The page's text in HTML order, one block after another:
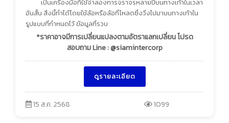
เป็นเครื่องมือที่ใช้จำลองการจราจรหลายปีบนทางเท้าในเวลา
อันสั้น สิ่งนี้ทำได้โดยใช้ล้อหรือล้อที่โหลดซึ่งวิ่งไปมาบนทางเท้าใน
รูปแบบที่กำหนดไว้ ข้อมูลที่รวบ
*ราคาอาจมีการเปลี่ยนแปลงตามอัตราแลกเปลี่ยน โปรด
สอบถาม Line : @siamintercorp
ดูรายละเอียด
15 ส.ค. 2568 1099